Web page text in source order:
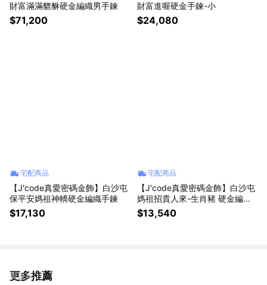
財富滿滿貔貅硬金編織男手鍊
$71,200
財富進喔硬金手鍊-小
$24,080
宅配商品
【J'code真愛密碼金飾】白沙屯
保平安媽祖神轎硬金編織手鍊
$17,130
宅配商品
【J'code真愛密碼金飾】白沙屯
媽祖招貴人來-生肖豬 硬金編織
手鍊
$13,540
更多推薦
看更多